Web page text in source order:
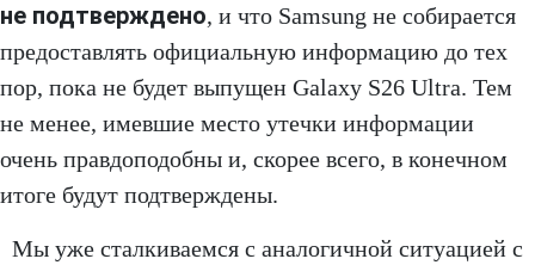
не подтверждено, и что Samsung не собирается
предоставлять официальную информацию до тех
пор, пока не будет выпущен Galaxy S26 Ultra. Тем
не менее, имевшие место утечки информации
очень правдоподобны и, скорее всего, в конечном
итоге будут подтверждены.
Мы уже сталкиваемся с аналогичной ситуацией с